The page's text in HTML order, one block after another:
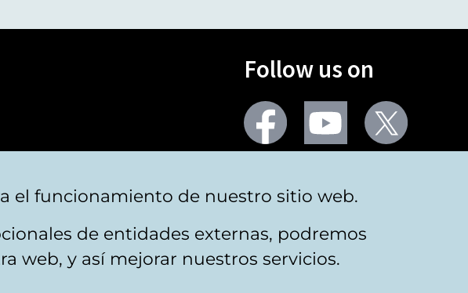
Follow us on
Facebook Youtube
el funcionamiento de nuestro sitio web.
de entidades externas, podremos
web, y así mejorar nuestros servicios.